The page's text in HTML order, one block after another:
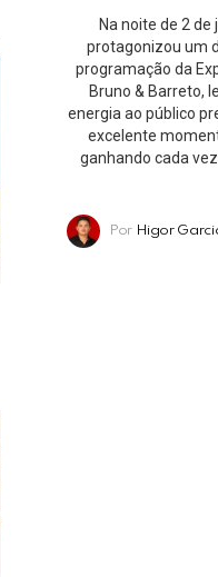
Na noite de 2 de
protagonizou um
programação da
Bruno & Barreto,
energia ao público
excelente
ganhando cada
Por Higor